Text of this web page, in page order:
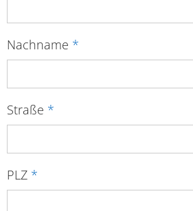
Nachname *
Straße *
PLZ *